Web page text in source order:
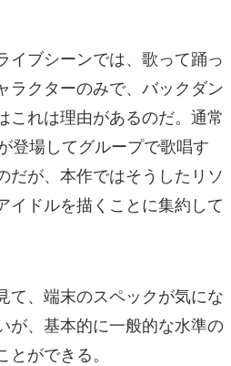
イブシーンでは、歌って踊っ
ラクターのみで、バックダン
これは理由があるのだ。通常
登場してグループで歌唱す
だが、本作ではそうしたリソ
イドルを描くことに集約して
て、端末のスペックが気にな
が、基本的に一般的な水準の
ができる。